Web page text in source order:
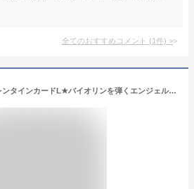
全てのおすすめコメント (1件) >
[Punch Studio]バレンタインカードL★バイオリンを弾くエンジェルたち★天使デザイン封筒付き パンチスタジオ立体メッセージカード